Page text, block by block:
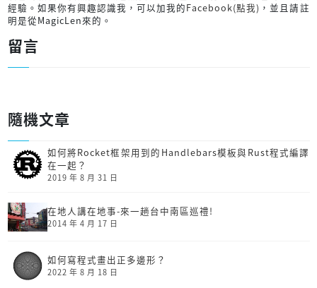
經驗。如果你有興趣認識我，可以加我的Facebook(點我) ，並且請註
明是從MagicLen來的。
留言
隨機文章
如何將Rocket框架用到的Handlebars模板與Rust程式編譯
在一起？
2019 年 8 月 31 日
在地人講在地事-來一趟台中南區巡禮!
2014 年 4 月 17 日
如何寫程式畫出正多邊形？
2022 年 8 月 18 日